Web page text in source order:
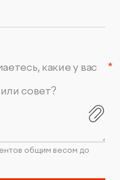
какие у вас
совет?
общим весом до